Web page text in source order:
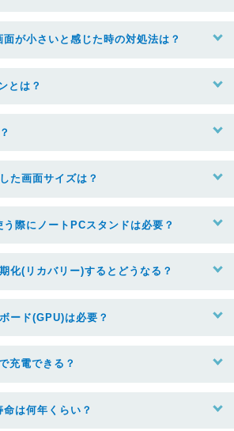
面が小さいと感じた時の対処法は？
とは？
た画面サイズは？
う際にノートPCスタンドは必要？
化(リカバリー)するとどうなる？
ード(GPU)は必要？
充電できる？
命は何年くらい？